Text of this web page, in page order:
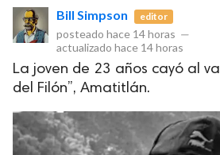
Bill Simpson editor
posteado hace 14 horas —
actualizado hace 14 horas
La joven de 23 años cayó al
del Filón”, Amatitlán.